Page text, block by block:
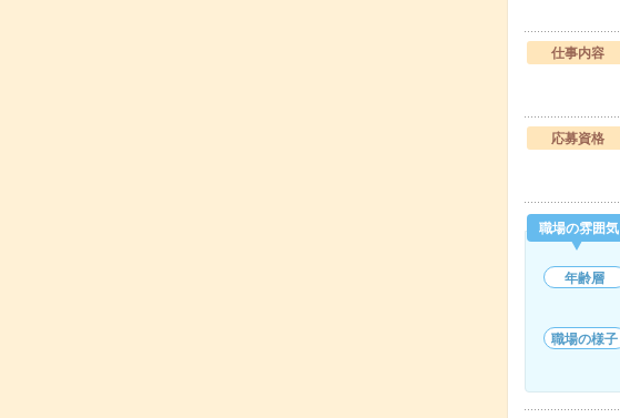
仕事内容
応募資格
職場の雰囲気
年齢層
職場の様子